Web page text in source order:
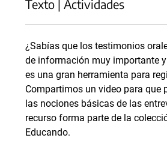
Texto | Actividades
¿Sabías que los testimonios
de información muy importante
es una gran herramienta para
Compartimos un video para que
las nociones básicas de las
recurso forma parte de la
Educando.